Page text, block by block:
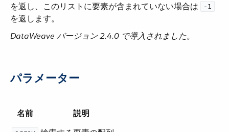
を返し、このリストに要素が含まれていない場合は ​
-1
を返します。
DataWeave バージョン 2.4.0 で導入されました。
パラメーター
名前 説明